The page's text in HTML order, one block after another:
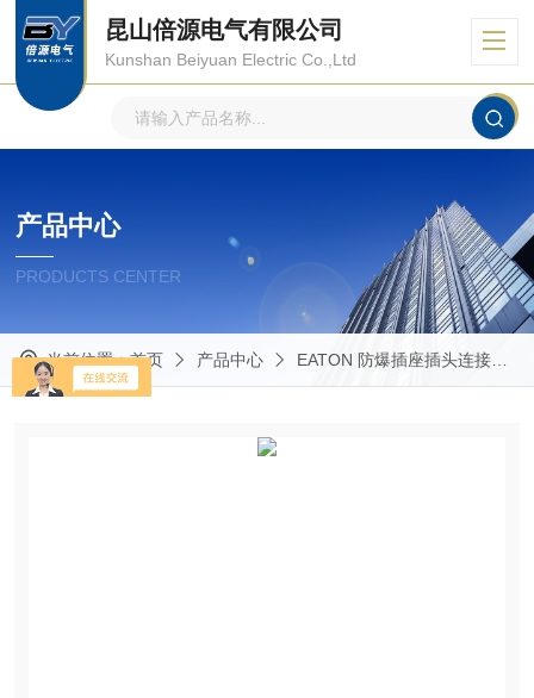
昆山倍源电气有限公司
Kunshan Beiyuan Electric Co.,Ltd
产品中心
PRODUCTS CENTER
当前位置：首页 产品中心 EATON 防爆插座插头连接器